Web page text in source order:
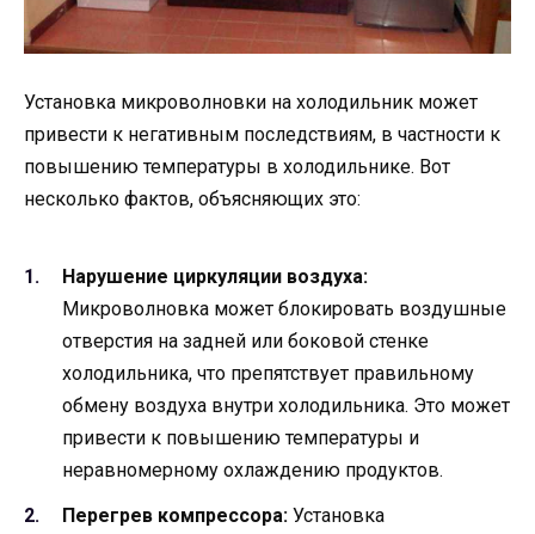
Установка микроволновки на холодильник может
привести к негативным последствиям, в частности к
повышению температуры в холодильнике. Вот
несколько фактов, объясняющих это:
Нарушение циркуляции воздуха:
Микроволновка может блокировать воздушные
отверстия на задней или боковой стенке
холодильника, что препятствует правильному
обмену воздуха внутри холодильника. Это может
привести к повышению температуры и
неравномерному охлаждению продуктов.
Перегрев компрессора: Установка